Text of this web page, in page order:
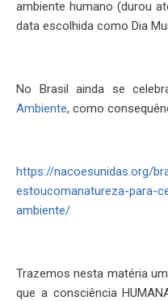
ambiente humano (durou
data escolhida como Dia
No Brasil ainda se
Ambiente, como
https://nacoesunidas.org/
estoucomanatureza-para-
ambiente/
Trazemos nesta matéria
que a consciência